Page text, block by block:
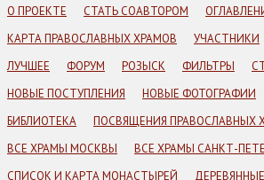
О ПРОЕКТЕ СТАТЬ СОАВТОРОМ
КАРТА ПРАВОСЛАВНЫХ ХРАМОВ
УЧАСТНИКИ
ЛУЧШЕЕ
ФОРУМ РОЗЫСК ФИЛЬТРЫ
НОВЫЕ ПОСТУПЛЕНИЯ
НОВЫЕ ФОТОГРАФИИ
БИБЛИОТЕКА
ПОСВЯЩЕНИЯ ПРАВОСЛАВНЫХ
ВСЕ ХРАМЫ МОСКВЫ
ВСЕ ХРАМЫ САНКТ-
СПИСОК И КАРТА МОНАСТЫРЕЙ